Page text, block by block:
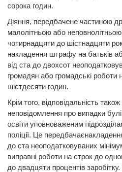
сорока годин.
Діяння, передбачене частиною
малолітньою або
чотирнадцяти до шістнадцяти
накладення штрафу на батьків
від ста до двохсот
громадян або громадські роботи
шістдесяти годин.
Крім того, відповідальність
неповідомлення про випадки
освіти уповноваженим
поліції. Це
до ста неоподатковуваних
виправні роботи на строк до
до двадцяти процентів заробітку.